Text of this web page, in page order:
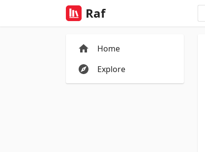
Raf
Home
Explore